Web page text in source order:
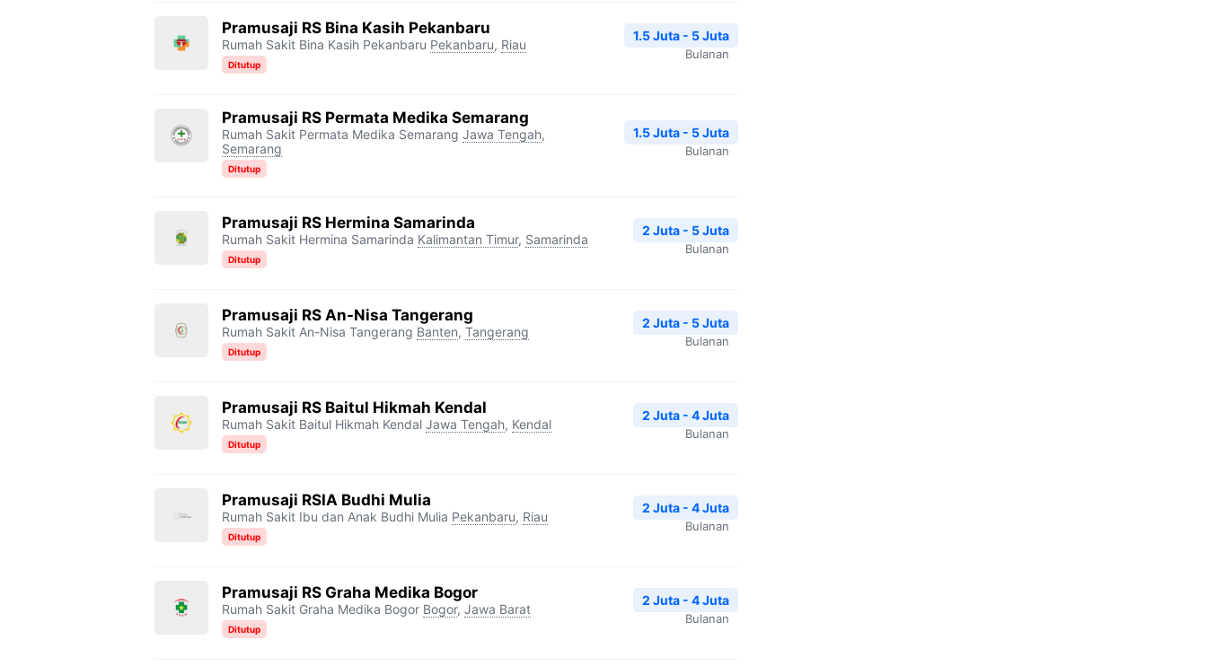
Pramusaji RS Bina Kasih Pekanbaru
Rumah Sakit Bina Kasih Pekanbaru Pekanbaru, Riau
Ditutup
1.5 Juta - 5 Juta
Bulanan
Pramusaji RS Permata Medika Semarang
Rumah Sakit Permata Medika Semarang Jawa Tengah,
Semarang
Ditutup
1.5 Juta - 5 Juta
Bulanan
Pramusaji RS Hermina Samarinda
Rumah Sakit Hermina Samarinda Kalimantan Timur, Samarinda
Ditutup
2 Juta - 5 Juta
Bulanan
Pramusaji RS An-Nisa Tangerang
Rumah Sakit An-Nisa Tangerang Banten, Tangerang
Ditutup
2 Juta - 5 Juta
Bulanan
Pramusaji RS Baitul Hikmah Kendal
Rumah Sakit Baitul Hikmah Kendal Jawa Tengah, Kendal
Ditutup
2 Juta - 4 Juta
Bulanan
Pramusaji RSIA Budhi Mulia
Rumah Sakit Ibu dan Anak Budhi Mulia Pekanbaru, Riau
Ditutup
2 Juta - 4 Juta
Bulanan
Pramusaji RS Graha Medika Bogor
Rumah Sakit Graha Medika Bogor Bogor, Jawa Barat
Ditutup
2 Juta - 4 Juta
Bulanan